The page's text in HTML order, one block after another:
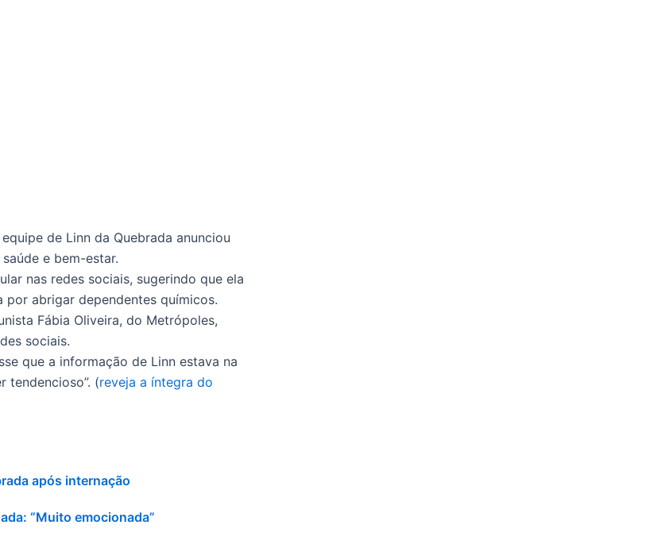
de Linn da Quebrada anunciou
e bem-estar.
nas redes sociais, sugerindo que ela
por abrigar dependentes químicos.
Fábia Oliveira, do Metrópoles,
sociais.
que a informação de Linn estava na
tendencioso”. (reveja a íntegra do
após internação
“Muito emocionada”